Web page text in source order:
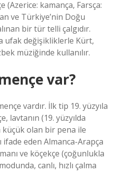
(Azerice: kamança, Farsça:
bir tür telli çalgıdır.
ufak değişikliklerle Kürt,
müziğinde kullanılır.
var?
vardır. İlk tip 19. yüzyıla
lavtanın (19. yüzyılda
olan bir pena ile
ifade eden Almanca-Arapça
ve köçekçe (çoğunlukla
canlı, hızlı çalma